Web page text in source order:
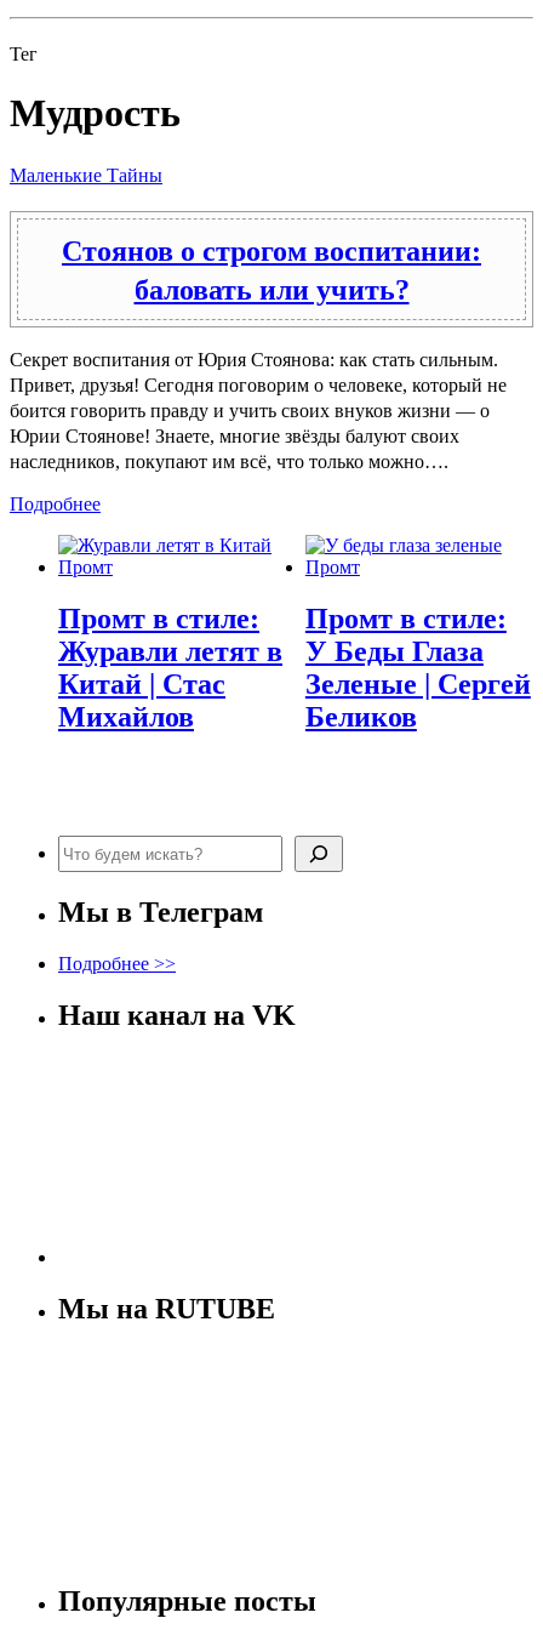
Тег
Мудрость
Маленькие Тайны
Стоянов о строгом воспитании:
баловать или учить?
Секрет воспитания от Юрия Стоянова: как стать сильным.
Привет, друзья! Сегодня поговорим о человеке, который не
боится говорить правду и учить своих внуков жизни — о
Юрии Стоянове! Знаете, многие звёзды балуют своих
наследников, покупают им всё, что только можно….
Подробнее
Промт в стиле:
Журавли летят в
Китай | Стас
Михайлов
Промт в стиле:
У Беды Глаза
Зеленые | Сергей
Беликов
Поиск
Мы в Телеграм
Подробнее >>
Наш канал на VK
Мы на RUTUBE
Популярные посты